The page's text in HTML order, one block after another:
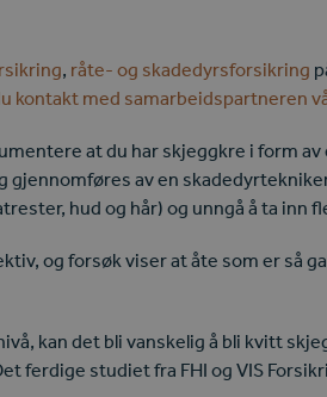
, råte- og skadedyrsforsikring
kontakt med samarbeidspartneren
at du har skjeggkre i form
gjennomføres av en
hud og hår) og unngå å ta inn
og forsøk viser at åte som er så
kan det bli vanskelig å bli kvitt
ferdige studiet fra FHI og VIS